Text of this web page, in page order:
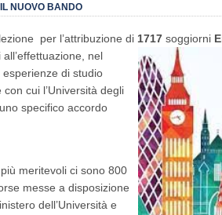
NUOVO BANDO
per l’attribuzione di 1717 soggiorni
nel
esperienze di studio
cui l’Università degli
specifico accordo
meritevoli ci sono 800
messe a disposizione
dell’Università e